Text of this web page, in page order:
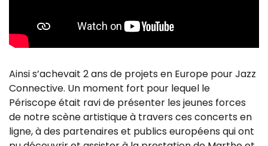
Ainsi s’achevait 2 ans de projets en Europe pour Jazz
Connective. Un moment fort pour lequel le
Périscope était ravi de présenter les jeunes forces
de notre scène artistique à travers ces concerts en
ligne, à des partenaires et publics européens qui ont